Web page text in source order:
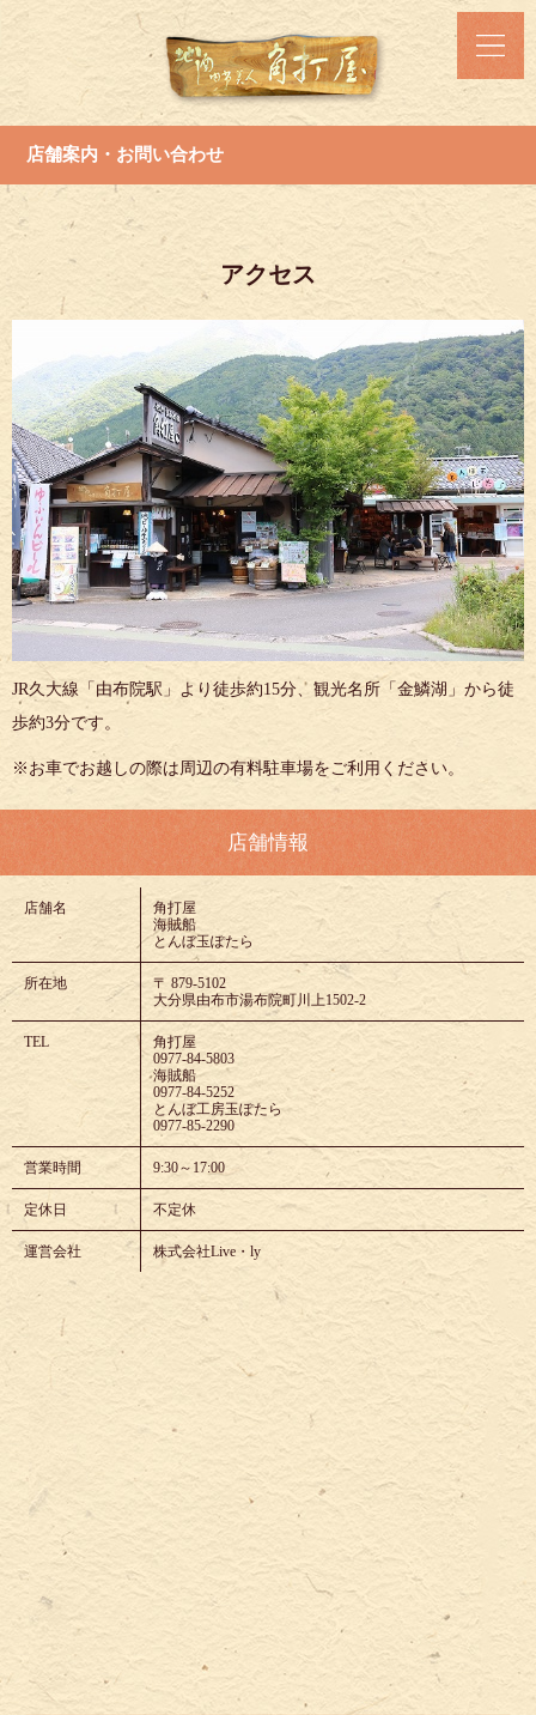
店舗案内・お問い合わせ
アクセス
JR久大線「由布院駅」より徒歩約15分、観光名所「金鱗湖」から徒
歩約3分です。
※お車でお越しの際は周辺の有料駐車場をご利用ください。
店舗情報
店舗名
角打屋
海賊船
とんぼ玉ぽたら
所在地
〒 879-5102
大分県由布市湯布院町川上1502-2
TEL
角打屋
0977-84-5803
海賊船
0977-84-5252
とんぼ工房玉ぽたら
0977-85-2290
営業時間 9:30～17:00
定休日 不定休
運営会社 株式会社Live・ly